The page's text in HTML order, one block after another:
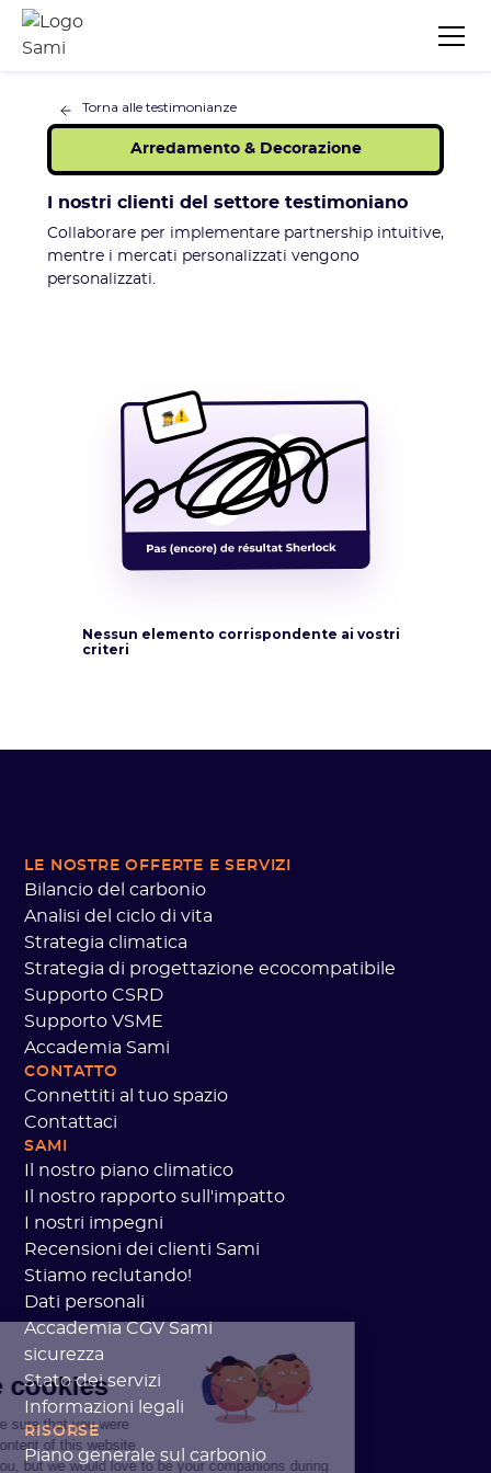
Torna alle testimonianze
Arredamento & Decorazione
I nostri clienti del settore testimoniano
Collaborare per implementare partnership intuitive,
mentre i mercati personalizzati vengono
personalizzati.
Nessun elemento corrispondente ai vostri
criteri
LE NOSTRE OFFERTE E SERVIZI
Bilancio del carbonio
Analisi del ciclo di vita
Strategia climatica
Strategia di progettazione ecocompatibile
Supporto CSRD
Supporto VSME
Accademia Sami
CONTATTO
Connettiti al tuo spazio
Contattaci
SAMI
Il nostro piano climatico
Il nostro rapporto sull'impatto
I nostri impegni
Recensioni dei clienti Sami
Stiamo reclutando!
Dati personali
Accademia CGV Sami
sicurezza
Stato dei servizi
Informazioni legali
RISORSE
Piano generale sul carbonio
the cookies
to make sure that you were
in the content of this website
you, but we would love to be your companions during